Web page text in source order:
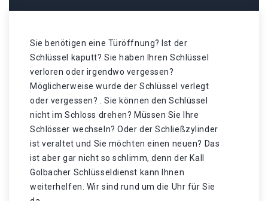
Sie benötigen eine Türöffnung? Ist der
Schlüssel kaputt? Sie haben Ihren Schlüssel
verloren oder irgendwo vergessen?
Möglicherweise wurde der Schlüssel verlegt
oder vergessen? . Sie können den Schlüssel
nicht im Schloss drehen? Müssen Sie Ihre
Schlösser wechseln? Oder der Schließzylinder
ist veraltet und Sie möchten einen neuen? Das
ist aber gar nicht so schlimm, denn der Kall
Golbacher Schlüsseldienst kann Ihnen
weiterhelfen. Wir sind rund um die Uhr für Sie